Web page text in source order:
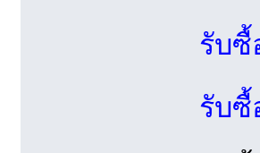
รับซื้
รับซื้